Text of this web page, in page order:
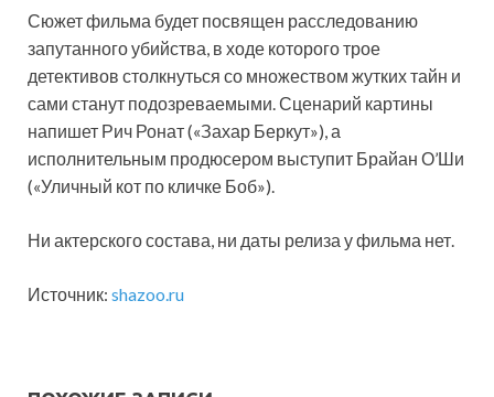
Сюжет фильма будет посвящен расследованию
запутанного убийства, в ходе которого трое
детективов столкнуться со множеством жутких тайн и
сами станут подозреваемыми. Сценарий картины
напишет Рич Ронат («Захар Беркут»), а
исполнительным продюсером выступит Брайан О’Ши
(«Уличный кот по кличке Боб»).
Ни актерского состава, ни даты релиза у фильма нет.
Источник: shazoo.ru